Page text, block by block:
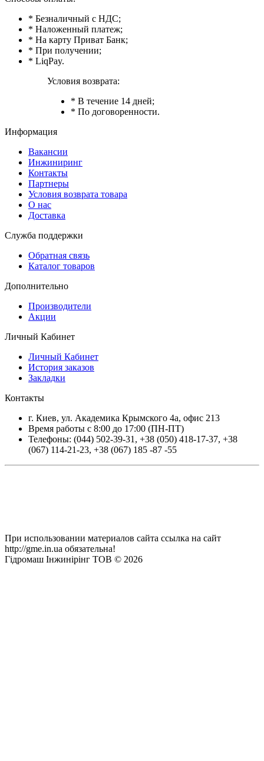
* Безналичный с НДС;
* Наложенный платеж;
* На карту Приват Банк;
* При получении;
* LiqPay.
Условия возврата:
* В течение 14 дней;
* По договоренности.
Информация
Вакансии
Инжиниринг
Контакты
Партнеры
Условия возврата товара
О нас
Доставка
Служба поддержки
Обратная связь
Каталог товаров
Дополнительно
Производители
Акции
Личный Кабинет
Личный Кабинет
История заказов
Закладки
Контакты
г. Киев, ул. Академика Крымского 4а, офис 213
Время работы с 8:00 до 17:00 (ПН-ПТ)
Телефоны: (044) 502-39-31 , +38 (050) 418-17-37, +38
(067) 114-21-23, +38 (067) 185 -87 -55
При использовании материалов сайта ссылка на сайт
http://gme.in.ua обязательна!
Гідромаш Інжинірінг ТОВ © 2026